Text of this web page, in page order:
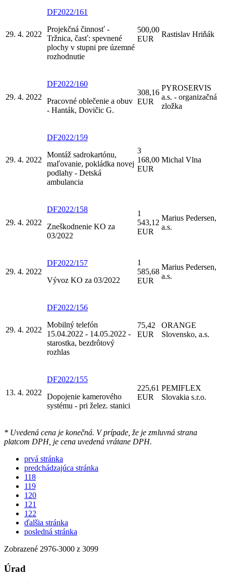
29. 4. 2022
DF2022/161
Projekčná činnosť -
Tržnica, časť: spevnené
plochy v stupni pre územné
rozhodnutie
500,00
EUR
Rastislav Hriňák
29. 4. 2022
DF2022/160
Pracovné oblečenie a obuv
- Hanták, Dovičic G.
308,16
EUR
PYROSERVIS
a.s. - organizačná
zložka
29. 4. 2022
DF2022/159
Montáž sadrokartónu,
maľovanie, pokládka novej
podlahy - Detská
ambulancia
3
168,00
EUR
Michal Vlna
29. 4. 2022
DF2022/158
Zneškodnenie KO za
03/2022
1
543,12
EUR
Marius Pedersen,
a.s.
29. 4. 2022
DF2022/157
Vývoz KO za 03/2022
1
585,68
EUR
Marius Pedersen,
a.s.
29. 4. 2022
DF2022/156
Mobilný telefón
15.04.2022 - 14.05.2022 -
starostka, bezdrôtový
rozhlas
75,42
EUR
ORANGE
Slovensko, a.s.
13. 4. 2022
DF2022/155
Dopojenie kamerového
systému - pri želez. stanici
225,61
EUR
PEMIFLEX
Slovakia s.r.o.
* Uvedená cena je konečná. V prípade, že je zmluvná strana
platcom DPH, je cena uvedená vrátane DPH.
prvá stránka
predchádzajúca stránka
118
119
120
121
122
ďalšia stránka
posledná stránka
Zobrazené 2976-3000 z 3099
Úrad